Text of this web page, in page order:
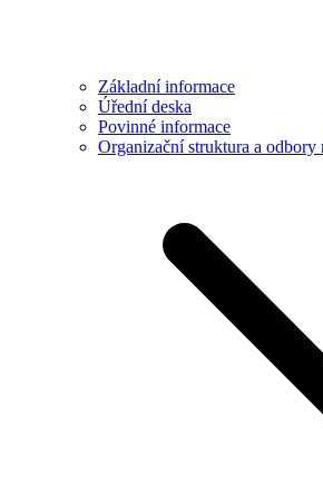
Základní informace
Úřední deska
Povinné informace
Organizační struktura a odbory